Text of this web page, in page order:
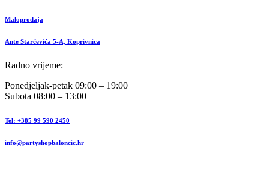
Maloprodaja
Ante Starčevića 5-A, Koprivnica
Radno vrijeme:
Ponedjeljak-petak 09:00 – 19:00
Subota 08:00 – 13:00
Tel: +385 99 590 2450
info@partyshopbaloncic.hr